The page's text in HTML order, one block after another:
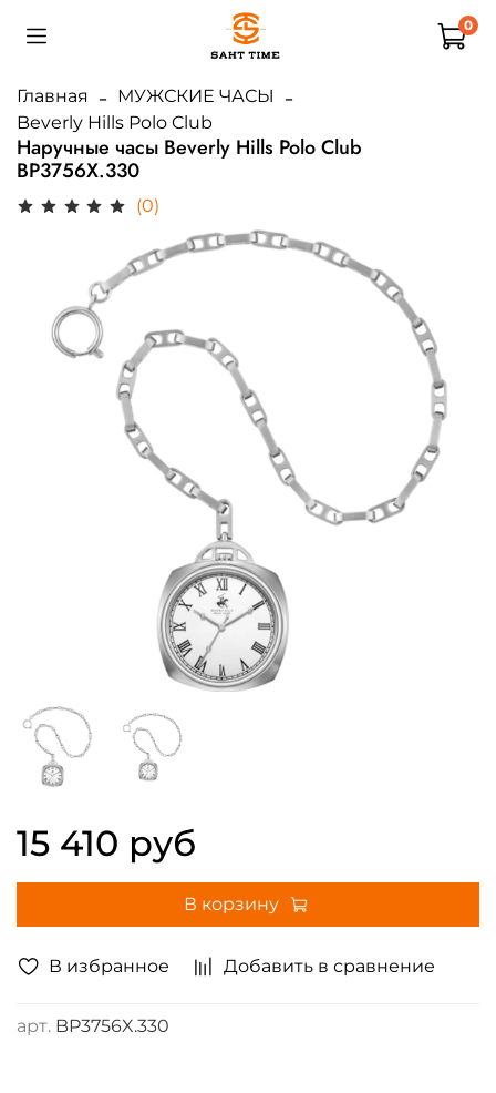
0
Главная
МУЖСКИЕ ЧАСЫ
Beverly Hills Polo Club
Наручные часы Beverly Hills Polo Club
BP3756X.330
(0)
В избранное Добавить в сравнение
арт. BP3756X.330
15 410 руб
В корзину